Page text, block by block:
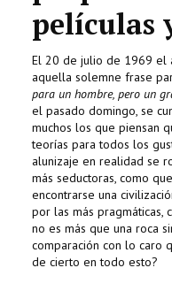
películas
El 20 de julio de 1969 el
aquella solemne frase
para un hombre, pero un
el pasado domingo, se
muchos los que piensan
teorías para todos los
alunizaje en realidad se
más seductoras, como
encontrarse una
por las más pragmáticas,
no es más que una roca
comparación con lo caro
de cierto en todo esto?